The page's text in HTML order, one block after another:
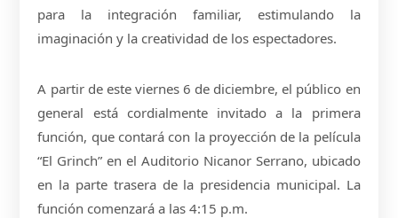
para la integración familiar, estimulando la
imaginación y la creatividad de los espectadores.
A partir de este viernes 6 de diciembre, el público en
general está cordialmente invitado a la primera
función, que contará con la proyección de la película
“El Grinch” en el Auditorio Nicanor Serrano, ubicado
en la parte trasera de la presidencia municipal. La
función comenzará a las 4:15 p.m.